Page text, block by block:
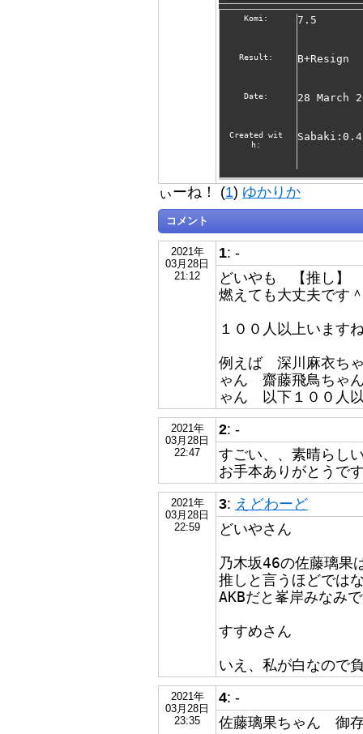
Komi: 7.5
Result: B+Resign
Date: 28 March
Created wit
h:
ぃーね！ (1) ゆかりか
コメント
2021年
03月28日
21:12
1: -
どいやも 【推し】
燃えても大丈夫で
１００人以上います
例えば 深川麻衣ち
ゃん 齋藤飛鳥ちゃ
ゃん 以下１００人
2021年
03月28日
22:47
2: -
すごい、、素晴らし
お手本ありがとうで
2021年
03月28日
22:59
3: えどわーど
どいやさん
乃木坂46の佐藤璃果
推しと言うほどでは
AKBだと峯岸みなみ
すすめさん
いえ、私が白なの
2021年
03月28日
23:35
4: -
佐藤璃果ちゃん 御